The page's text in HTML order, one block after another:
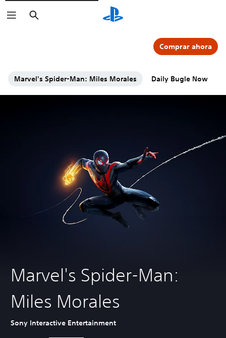
Buscar
Marvel's Spider-Man: Miles Morales Daily Bugle Now
Comprar ahora
Marvel's Spider-Man:
Miles Morales
Sony Interactive Entertainment